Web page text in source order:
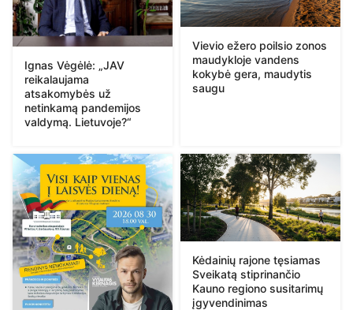
Ignas Vėgėlė: „JAV
reikalaujama
atsakomybės už
netinkamą pandemijos
valdymą. Lietuvoje?“
Vievio ežero poilsio zonos
maudykloje vandens
kokybė gera, maudytis
saugu
Kėdainių rajone tęsiamas
Sveikatą stiprinančio
Kauno regiono susitarimų
įgyvendinimas